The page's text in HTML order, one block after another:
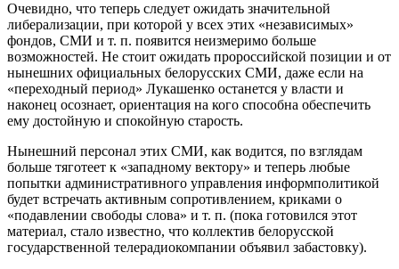
Очевидно, что теперь следует ожидать значительной
либерализации, при которой у всех этих «независимых»
фондов, СМИ и т. п. появится неизмеримо больше
возможностей. Не стоит ожидать пророссийской позиции и от
нынешних официальных белорусских СМИ, даже если на
«переходный период» Лукашенко останется у власти и
наконец осознает, ориентация на кого способна обеспечить
ему достойную и спокойную старость.
Нынешний персонал этих СМИ, как водится, по взглядам
больше тяготеет к «западному вектору» и теперь любые
попытки административного управления информполитикой
будет встречать активным сопротивлением, криками о
«подавлении свободы слова» и т. п. (пока готовился этот
материал, стало известно, что коллектив белорусской
государственной телерадиокомпании объявил забастовку).